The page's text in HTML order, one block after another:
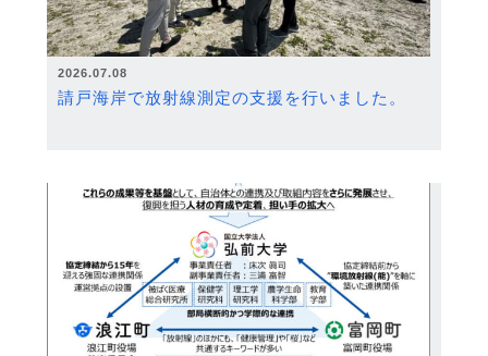
2026.07.08
請戸海岸で放射線測定の支援を行いました。